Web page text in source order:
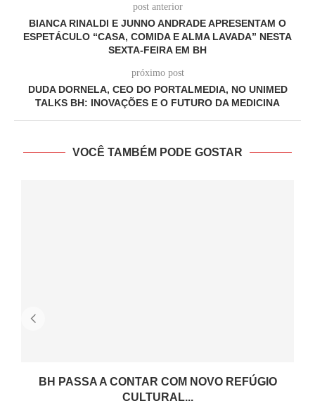
post anterior
BIANCA RINALDI E JUNNO ANDRADE APRESENTAM O
ESPETÁCULO “CASA, COMIDA E ALMA LAVADA” NESTA
SEXTA-FEIRA EM BH
próximo post
DUDA DORNELA, CEO DO PORTALMEDIA, NO UNIMED
TALKS BH: INOVAÇÕES E O FUTURO DA MEDICINA
VOCÊ TAMBÉM PODE GOSTAR
BH PASSA A CONTAR COM NOVO REFÚGIO
CULTURAL...